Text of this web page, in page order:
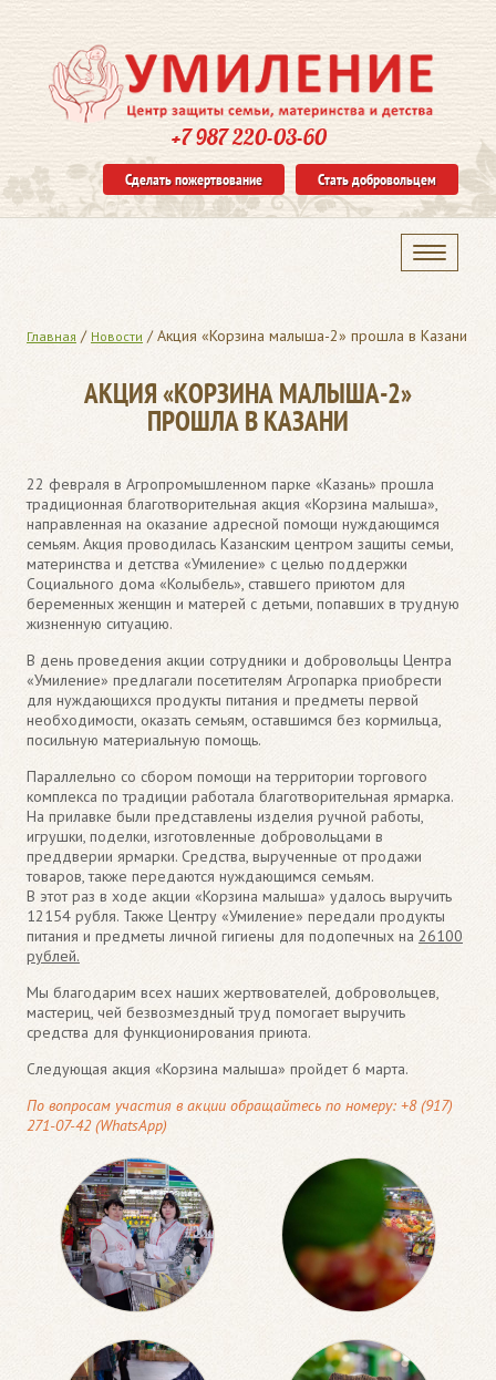
+7 987 220-03-60
Стать добровольцем
Сделать пожертвование
Главная / Новости / Акция «Корзина малыша-2» прошла в Казани
АКЦИЯ «КОРЗИНА МАЛЫША-2»
ПРОШЛА В КАЗАНИ
22 февраля в Агропромышленном парке «Казань» прошла
традиционная благотворительная акция «Корзина малыша»,
направленная на оказание адресной помощи нуждающимся
семьям. Акция проводилась Казанским центром защиты семьи,
материнства и детства «Умиление» с целью поддержки
Социального дома «Колыбель», ставшего приютом для
беременных женщин и матерей с детьми, попавших в трудную
жизненную ситуацию.
В день проведения акции сотрудники и добровольцы Центра
«Умиление» предлагали посетителям Агропарка приобрести
для нуждающихся продукты питания и предметы первой
необходимости, оказать семьям, оставшимся без кормильца,
посильную материальную помощь.
Параллельно со сбором помощи на территории торгового
комплекса по традиции работала благотворительная ярмарка.
На прилавке были представлены изделия ручной работы,
игрушки, поделки, изготовленные добровольцами в
преддверии ярмарки. Средства, вырученные от продажи
товаров, также передаются нуждающимся семьям.
В этот раз в ходе акции «Корзина малыша» удалось выручить
12154 рубля. Также Центру «Умиление» передали продукты
питания и предметы личной гигиены для подопечных на 26100
рублей.
Мы благодарим всех наших жертвователей, добровольцев,
мастериц, чей безвозмездный труд помогает выручить
средства для функционирования приюта.
Следующая акция «Корзина малыша» пройдет 6 марта.
По вопросам участия в акции обращайтесь по номеру: +8 (917)
271-07-42 (WhatsApp)